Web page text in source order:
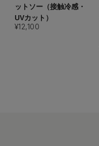
ットソー（接触冷感・
UVカット）
¥12,100